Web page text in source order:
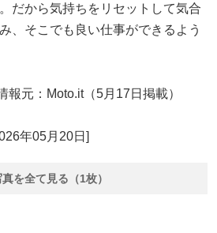
だから気持ちをリセットして気合
、そこでも良い仕事ができるよう
報元：Moto.it（5月17日掲載）
年05月20日]
を全て見る（1枚）